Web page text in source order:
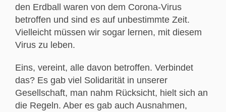
den Erdball waren von dem Corona-Virus
betroffen und sind es auf unbestimmte Zeit.
Vielleicht müssen wir sogar lernen, mit diesem
Virus zu leben.
Eins, vereint, alle davon betroffen. Verbindet
das? Es gab viel Solidarität in unserer
Gesellschaft, man nahm Rücksicht, hielt sich an
die Regeln. Aber es gab auch Ausnahmen,